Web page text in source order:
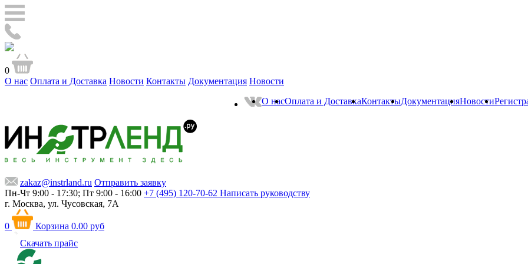
0
О нас Оплата и Доставка Новости Контакты Документация Новости
О насОплата и ДоставкаКонтактыДокументацияНовости
zakaz@instrland.ru Отправить заявку
Пн-Чт 9:00 - 17:30; Пт 9:00 - 16:00 +7 (495) 120-70-62 Написать руководству
г. Москва, ул. Чусовская, 7А
0 Корзина 0.00 руб
Скачать прайс